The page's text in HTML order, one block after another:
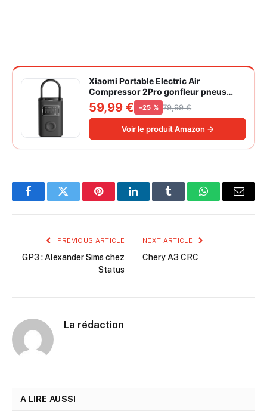
Xiaomi Portable Electric Air
Compressor 2Pro gonfleur pneus
voiture | ±1PSI Contrôle pression
pneus, 45s gonflage rapide, batterie
longue durée, avec éclairage, grand
cylindre à air 27 mm
59,99 € −25 % 79,99 €
Voir le produit Amazon →
FacebookTwitter PinterestLinkedInTumblr WhatsAppEmail
PREVIOUS ARTICLE
GP3 : Alexander Sims chez
Status
NEXT ARTICLE
Chery A3 CRC
La rédaction
A LIRE AUSSI